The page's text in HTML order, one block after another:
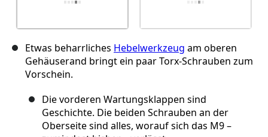
Etwas beharrliches Hebelwerkzeug am oberen
Gehäuserand bringt ein paar Torx-Schrauben zum
Vorschein.
Die vorderen Wartungsklappen sind
Geschichte. Die beiden Schrauben an der
Oberseite sind alles, worauf sich das M9 –